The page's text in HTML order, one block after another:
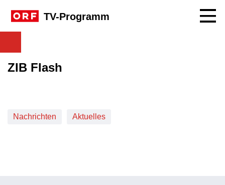
TV-Programm
ZIB Flash
Nachrichten Aktuelles